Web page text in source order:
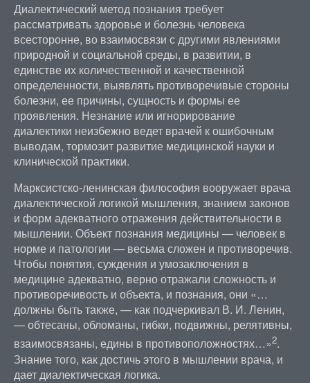
Диалектический метод познания требует
рассматривать здоровье и болезнь человека
всесторонне, во взаимосвязи с другими явлениями
природной и социальной среды, в развитии, в
единстве их количественной и качественной
определенности, выявлять противоречивые стороны
болезни, ее причины, сущность и формы ее
проявления. Незнание или игнорирование
диалектики неизбежно ведет врачей к ошибочным
выводам, тормозит развитие медицинской науки и
клинической практики.
Марксистско-ленинская философия вооружает врача
диалектической логикой мышления, знанием законов
и форм адекватного отражения действительности в
мышлении. Объект познания медицины — человек в
норме и патологии — весьма сложен и противоречив.
Чтобы понятия, суждения и умозаключения в
медицине адекватно, верно отражали сложность и
противоречивость и объекта, и познания, они «…
должны быть также, — как подчеркивал В. И. Ленин,
— обтесаны, обломаны, гибки, подвижны, релятивны,
взаимосвязаны, едины в противоположностях…»2.
Знание того, как достичь этого в мышлении врача, и
дает диалектическая логика.